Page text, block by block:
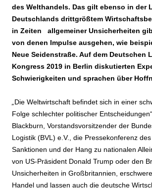
des Welthandels. Das gilt ebenso in der
Deutschlands drittgrößtem
in Zeiten allgemeiner Unsicherheiten
von denen Impulse ausgehen, wie
Neue Seidenstraße. Auf dem Deutschen
Kongress 2019 in Berlin diskutierten
Schwierigkeiten und sprachen über
Die Weltwirtschaft befindet sich in einer
Folge schlechter politischer
Blackburn, Vorstandsvorsitzender der
Logistik (BVL) e.V., die Pressekonferenz des
Sanktionen und der Hang zu nationalen
von US-Präsident Donald Trump oder den
Unsicherheiten in Großbritannien,
Handel und lassen auch die deutsche